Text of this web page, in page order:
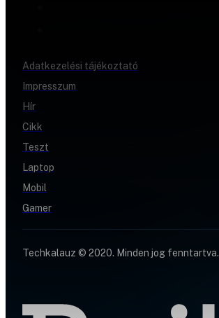
Adatkezelési tájékoztató
Impresszum
Hír
Cikk
Teszt
Laptop
Mobil
Gamer
Techkalauz © 2020. Minden jog fenntartva.